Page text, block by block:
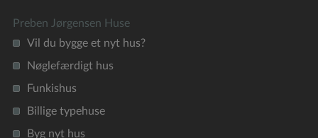
Preben Jørgensen Huse
Vil du bygge et nyt hus?
Nøglefærdigt hus
Funkishus
Billige typehuse
Byg nyt hus